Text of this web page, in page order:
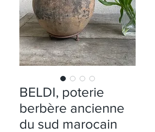
BELDI, poterie
berbère ancienne
du sud marocain